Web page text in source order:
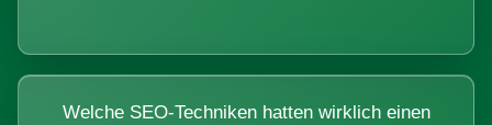
Welche SEO-Techniken hatten wirklich einen